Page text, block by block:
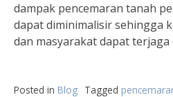
dampak pencemaran tanah
dapat diminimalisir sehingga
dan masyarakat dapat terjaga
Posted in Blog Tagged